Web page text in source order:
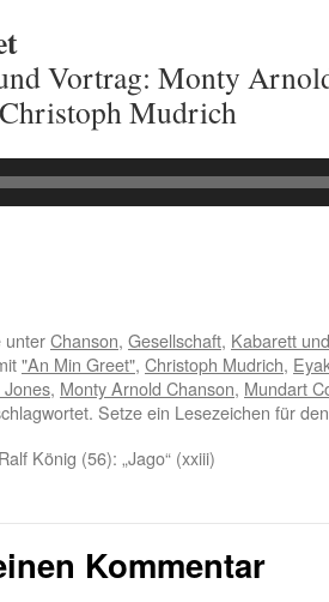
Vortrag: Monty
Mudrich
unterChanson, Gesellschaft, Kabarett
"An Min Greet", Christoph Mudrich,
, Monty Arnold Chanson, Mundart
Setze ein Lesezeichen für
König (56): „Jago“ (xxiii)
Kommentar